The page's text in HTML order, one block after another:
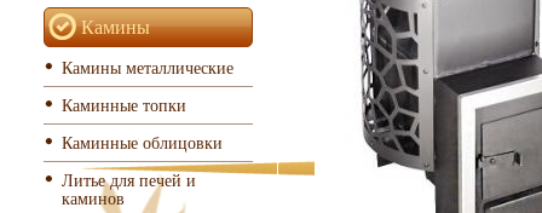
Камины
Камины металлические
Каминные топки
Каминные облицовки
Литье для печей и
каминов